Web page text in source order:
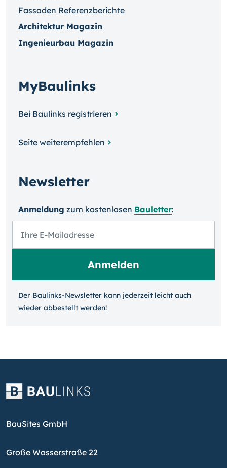
Fassaden Referenzberichte
Architektur Magazin
Ingenieurbau Magazin
MyBaulinks
Bei Baulinks registrieren
Seite weiterempfehlen
Newsletter
Anmeldung zum kosten­losen Bauletter:
Der Baulinks-Newsletter kann jeder­zeit leicht auch
wieder ab­bestellt werden!
BauSites GmbH
Große Wasserstraße 22